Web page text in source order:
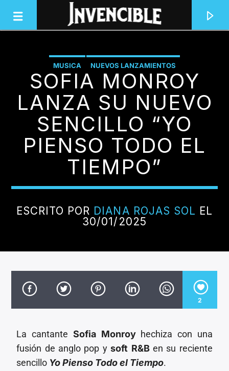
INVENCIBLE RADIO
JUNTOS SOMOS INVENCIBLES
Invencible Radio
MUSICA NUEVOS LANZAMIENTOS
SOFIA MONROY
LANZA SU NUEVO
SENCILLO “YO
PIENSO TODO EL
TIEMPO”
ESCRITO POR DIANA ROJAS SOL EL
30/01/2025
2
La cantante Sofia Monroyhechiza con una
fusión de anglo pop ysoft R&Ben su reciente
sencillo Yo Pienso Todo el Tiempo.